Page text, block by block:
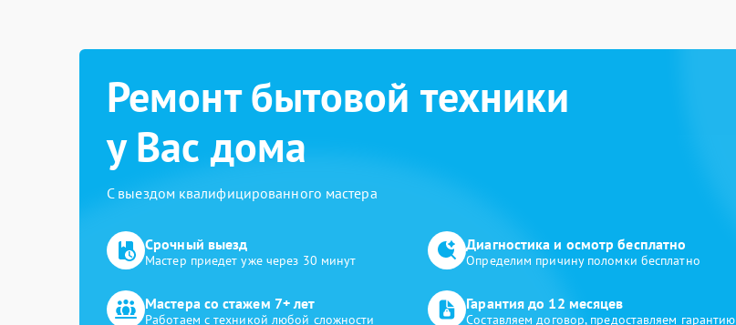
Ремонт бытовой техники
у Вас дома
С выездом квалифицированного мастера
Срочный выезд
Мастер приедет уже через 30 минут
Диагностика и осмотр бесплатно
Определим причину поломки бесплатно
Мастера со стажем 7+ лет
Работаем с техникой любой сложности
Гарантия до 12 месяцев
Составляем договор, предоставляем гарантию